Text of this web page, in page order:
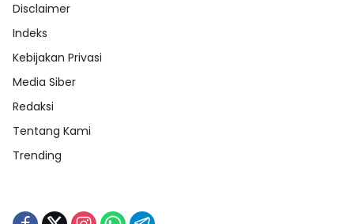
Disclaimer
Indeks
Kebijakan Privasi
Media Siber
Redaksi
Tentang Kami
Trending